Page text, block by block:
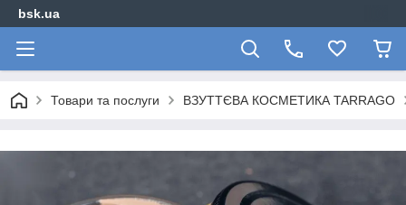
bsk.ua
Товари та послуги ВЗУТТЄВА КОСМЕТИКА TARRAGO